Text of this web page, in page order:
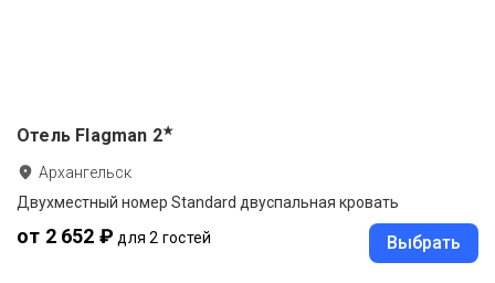
Отель Flagman 2★
Архангельск
Двухместный номер Standard двуспальная кровать
от 2 652 ₽ для 2 гостей Выбрать